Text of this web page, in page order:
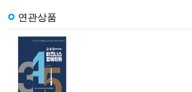
연관상품